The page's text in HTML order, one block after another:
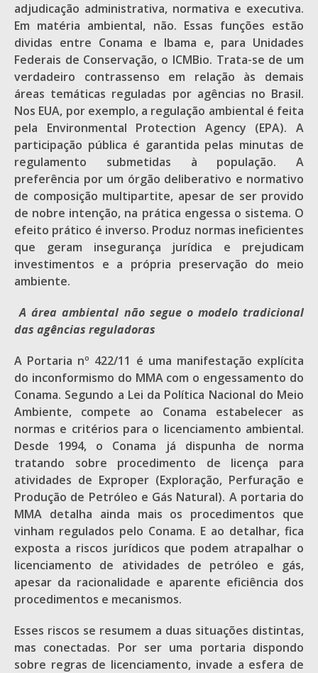
adjudicação administrativa, normativa e executiva.
Em matéria ambiental, não. Essas funções estão
dividas entre Conama e Ibama e, para Unidades
Federais de Conservação, o ICMBio. Trata-se de um
verdadeiro contrassenso em relação às demais
áreas temáticas reguladas por agências no Brasil.
Nos EUA, por exemplo, a regulação ambiental é feita
pela Environmental Protection Agency (EPA). A
participação pública é garantida pelas minutas de
regulamento submetidas à população. A
preferência por um órgão deliberativo e normativo
de composição multipartite, apesar de ser provido
de nobre intenção, na prática engessa o sistema. O
efeito prático é inverso. Produz normas ineficientes
que geram insegurança jurídica e prejudicam
investimentos e a própria preservação do meio
ambiente.
A área ambiental não segue o modelo tradicional
das agências reguladoras
A Portaria nº 422/11 é uma manifestação explícita
do inconformismo do MMA com o engessamento do
Conama. Segundo a Lei da Política Nacional do Meio
Ambiente, compete ao Conama estabelecer as
normas e critérios para o licenciamento ambiental.
Desde 1994, o Conama já dispunha de norma
tratando sobre procedimento de licença para
atividades de Exproper (Exploração, Perfuração e
Produção de Petróleo e Gás Natural). A portaria do
MMA detalha ainda mais os procedimentos que
vinham regulados pelo Conama. E ao detalhar, fica
exposta a riscos jurídicos que podem atrapalhar o
licenciamento de atividades de petróleo e gás,
apesar da racionalidade e aparente eficiência dos
procedimentos e mecanismos.
Esses riscos se resumem a duas situações distintas,
mas conectadas. Por ser uma portaria dispondo
sobre regras de licenciamento, invade a esfera de